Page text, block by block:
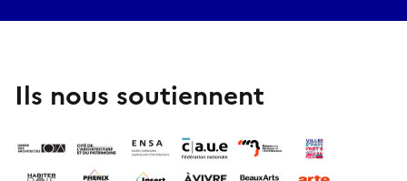
Ils nous soutiennent